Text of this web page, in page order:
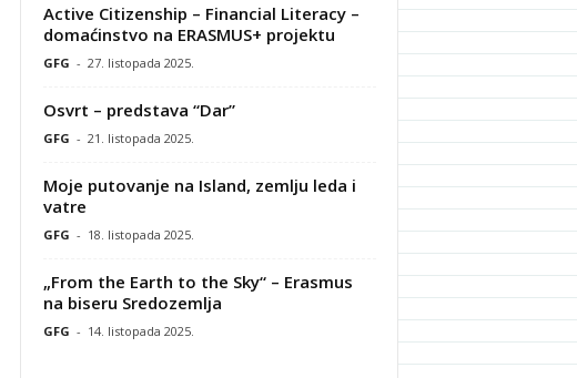
Active Citizenship – Financial Literacy –
domaćinstvo na ERASMUS+ projektu
GFG - 27. listopada 2025.
Osvrt – predstava “Dar”
GFG - 21. listopada 2025.
Moje putovanje na Island, zemlju leda i
vatre
GFG - 18. listopada 2025.
„From the Earth to the Sky“ – Erasmus
na biseru Sredozemlja
GFG - 14. listopada 2025.